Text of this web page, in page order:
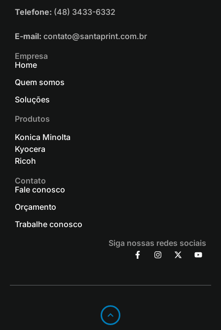
Telefone: (48) 3433-6332
E-mail: contato@santaprint.com.br
Empresa
Home
Quem somos
Soluções
Produtos
Konica Minolta
Kyocera
Ricoh
Contato
Fale conosco
Orçamento
Trabalhe conosco
Siga nossas redes sociais